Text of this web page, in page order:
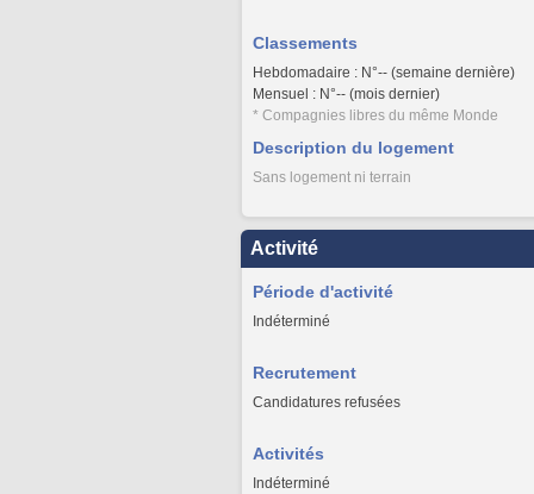
Classements
Hebdomadaire : N°-- (semaine dernière)
Mensuel : N°-- (mois dernier)
* Compagnies libres du même Monde
Description du logement
Sans logement ni terrain
Activité
Période d'activité
Indéterminé
Recrutement
Candidatures refusées
Activités
Indéterminé